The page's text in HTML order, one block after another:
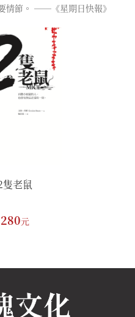
情節。 ──《星期日快報》
隻老鼠
280元